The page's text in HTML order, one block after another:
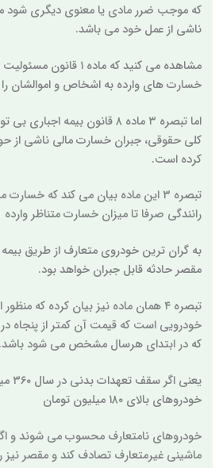
که موجب ضرر مادی یا معنوی دیگری
ناشی از عمل خود می باشد.
مشاهده می کنید که ماده
خسارت های وارده به اشخاص و اموالشان را
اما تبصره ۳ ماده ۸ قانون بیمه
کلی حقوقی، جبران خسارت مالی ناشی از
کرده است.
تبصره ۳ این ماده بیان می کند که
رانندگی صرفا تا میزان خسارت متناظر وارده
به گران ترین خودروی متعارف از طریق
مقصر حادثه قابل جبران خواهد بود.
تبصره ۴ همان ماده نیز بیان کرده که
خودرویی است که قیمت آن کمتر از
که در ابتدای هرسال مشخص می شود باشد.
خودروهای بالای ۱۸۰ میلیون تومان
خودروهای نامتعارف محسوب می شوند و
ماشینی غیرمتعارف تصادف کند و مقصر نیز